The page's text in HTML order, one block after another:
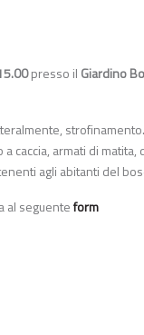
presso il Giardino
caccia, armati di
agli abitanti del
al seguenteform